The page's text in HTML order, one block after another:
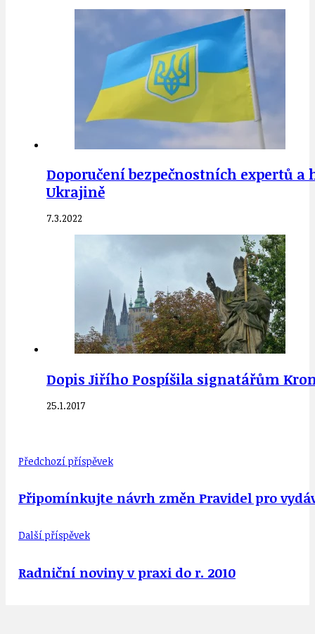
Doporučení bezpečnostních expertů
Ukrajině
7.3.2022
Dopis Jiřího Pospíšila signatářům
25.1.2017
Předchozí příspěvek
Připomínkujte návrh změn Pravidel pro
Další příspěvek
Radniční noviny v praxi do r. 2010